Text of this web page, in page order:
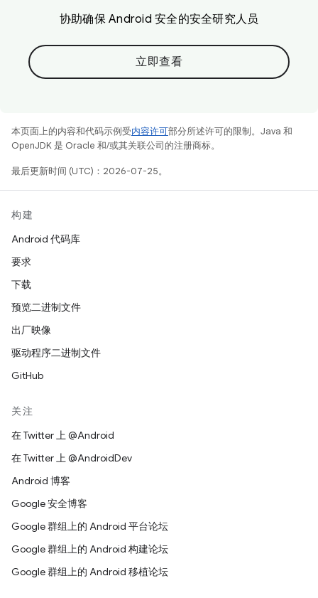
协助确保 Android 安全的安全研究人员
立即查看
本页面上的内容和代码示例受内容许可部分所述许可的限制。Java 和
OpenJDK 是 Oracle 和/或其关联公司的注册商标。
最后更新时间 (UTC)：2026-07-25。
构建
Android 代码库
要求
下载
预览二进制文件
出厂映像
驱动程序二进制文件
GitHub
关注
在 Twitter 上 @Android
在 Twitter 上 @AndroidDev
Android 博客
Google 安全博客
Google 群组上的 Android 平台论坛
Google 群组上的 Android 构建论坛
Google 群组上的 Android 移植论坛